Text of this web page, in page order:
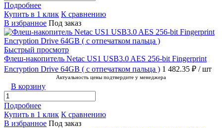
Подробнее
Купить в 1 клик К сравнению
В избранное Под заказ
Быстрый просмотр
Флеш-накопитель Netac US1 USB3.0 AES 256-bit Fingerprint
Encryption Drive 64GB ( с отпечатком пальца ) 1 482.35 ₽ / шт
Актуальность цены подтвердите у менеджера
В корзину
Подробнее
Купить в 1 клик К сравнению
В избранное Под заказ